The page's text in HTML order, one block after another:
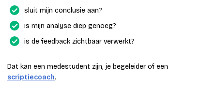
sluit mijn conclusie aan?
is mijn analyse diep genoeg?
is de feedback zichtbaar verwerkt?
Dat kan een medestudent zijn, je begeleider of een
scriptiecoach.